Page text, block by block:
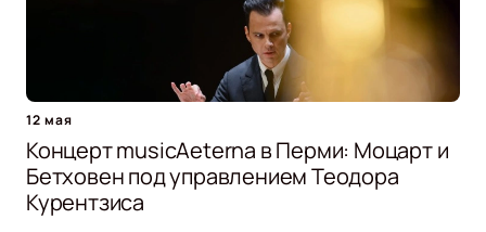
12 мая
Концерт musicAeterna в Перми: Моцарт и
Бетховен под управлением Теодора
Курентзиса